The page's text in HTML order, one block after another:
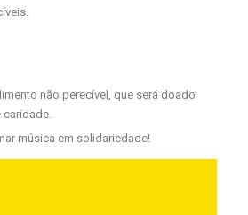
não perecível, que será doado
caridade.
música em solidariedade!